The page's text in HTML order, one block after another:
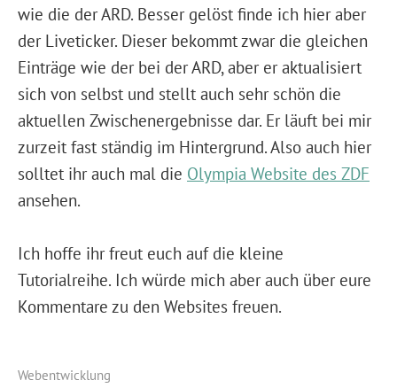
wie die der ARD. Besser gelöst finde ich hier aber
der Liveticker. Dieser bekommt zwar die gleichen
Einträge wie der bei der ARD, aber er aktualisiert
sich von selbst und stellt auch sehr schön die
aktuellen Zwischenergebnisse dar. Er läuft bei mir
zurzeit fast ständig im Hintergrund. Also auch hier
solltet ihr auch mal die Olympia Website des ZDF
ansehen.
Ich hoffe ihr freut euch auf die kleine
Tutorialreihe. Ich würde mich aber auch über eure
Kommentare zu den Websites freuen.
Webentwicklung